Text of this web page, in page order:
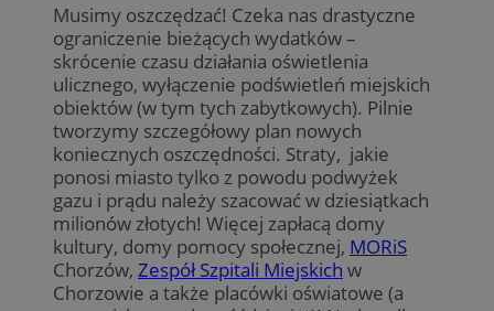
Musimy oszczędzać! Czeka nas drastyczne
ograniczenie bieżących wydatków –
skrócenie czasu działania oświetlenia
ulicznego, wyłączenie podświetleń miejskich
obiektów (w tym tych zabytkowych). Pilnie
tworzymy szczegółowy plan nowych
koniecznych oszczędności. Straty, jakie
ponosi miasto tylko z powodu podwyżek
gazu i prądu należy szacować w dziesiątkach
milionów złotych! Więcej zapłacą domy
kultury, domy pomocy społecznej, MORiS
Chorzów, Zespół Szpitali Miejskich w
Chorzowie a także placówki oświatowe (a